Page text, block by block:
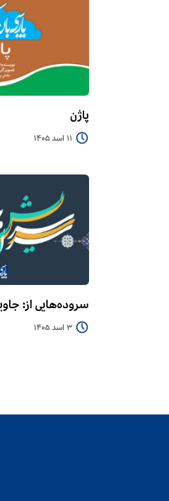
پاژن
11 اسد 1405
سروده‌هایی از:
3 اسد 1405